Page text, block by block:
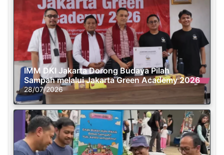
IMM DKI Jakarta Dorong Budaya Pilah
Sampah melalui Jakarta Green Academy 2026
28/07/2026